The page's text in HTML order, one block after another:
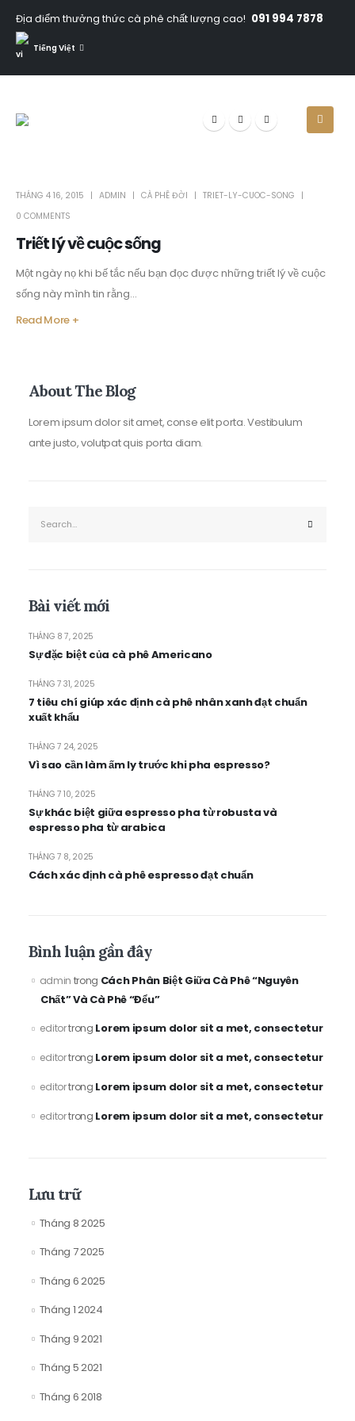
Địa điểm thưởng thức cà phê chất lượng cao! 091 994 7878
Tiếng Việt
Triết lý về cuộc sống
THÁNG 4 16, 2015 ADMIN CÀ PHÊ ĐỜI
TRIET-LY-CUOC-SONG
0 COMMENTS
Một ngày nọ khi bế tắc nếu bạn đọc được những triết lý về cuộc
sống này mình tin rằng...
Read More +
About The Blog
Lorem ipsum dolor sit amet, conse elit porta. Vestibulum
ante justo, volutpat quis porta diam.
Bài viết mới
Sự đặc biệt của cà phê Americano
THÁNG 8 7, 2025
7 tiêu chí giúp xác định cà phê nhân xanh đạt chuẩn
xuất khẩu
THÁNG 7 31, 2025
Vì sao cần làm ấm ly trước khi pha espresso?
THÁNG 7 24, 2025
Sự khác biệt giữa espresso pha từ robusta và
espresso pha từ arabica
THÁNG 7 10, 2025
Cách xác định cà phê espresso đạt chuẩn
THÁNG 7 8, 2025
Bình luận gần đây
admin trong Cách Phân Biệt Giữa Cà Phê “Nguyên
Chất” Và Cà Phê “Đểu”
editortrong Lorem ipsum dolor sit a met, consectetur
editortrong Lorem ipsum dolor sit a met, consectetur
editortrong Lorem ipsum dolor sit a met, consectetur
editortrong Lorem ipsum dolor sit a met, consectetur
Lưu trữ
Tháng 8 2025
Tháng 7 2025
Tháng 6 2025
Tháng 1 2024
Tháng 9 2021
Tháng 5 2021
Tháng 6 2018